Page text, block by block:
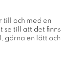
till och med en
till att det finns
gärna en lätt och